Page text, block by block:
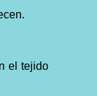
el tejido